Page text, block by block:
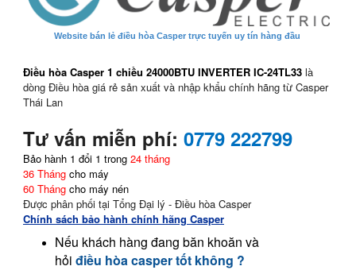
Website bán lẻ điều hòa Casper trực tuyến uy tín hàng đầu
Điều hòa Casper 1 chiều 24000BTU INVERTER IC-24TL33 là
dòng Điều hòa giá rẻ sản xuất và nhập khẩu chính hãng từ Casper
Thái Lan
Tư vấn miễn phí: 0779 222799
Bảo hành 1 đổi 1 trong 24 tháng
36 Tháng cho máy
60 Tháng cho máy nén
Được phân phối tại Tổng Đại lý - Điều hòa Casper
Chính sách bảo hành chính hãng Casper
Nếu khách hàng đang băn khoăn và
hỏi điều hòa casper tốt không ?